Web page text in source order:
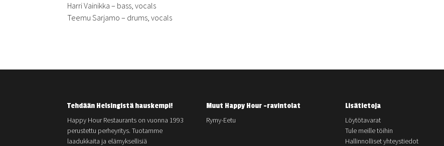
Harri Vainikka – bass, vocals
Teemu Sarjamo – drums, vocals
Tehdään Helsingistä hauskempi!
Happy Hour Restaurants on vuonna 1993
perustettu perheyritys. Tuotamme
laadukkaita ja elämyksellisiä
Muut Happy Hour -ravintolat
Rymy-Eetu
Lisätietoja
Löytötavarat
Tule meille töihin
Hallinnolliset yhteystiedot